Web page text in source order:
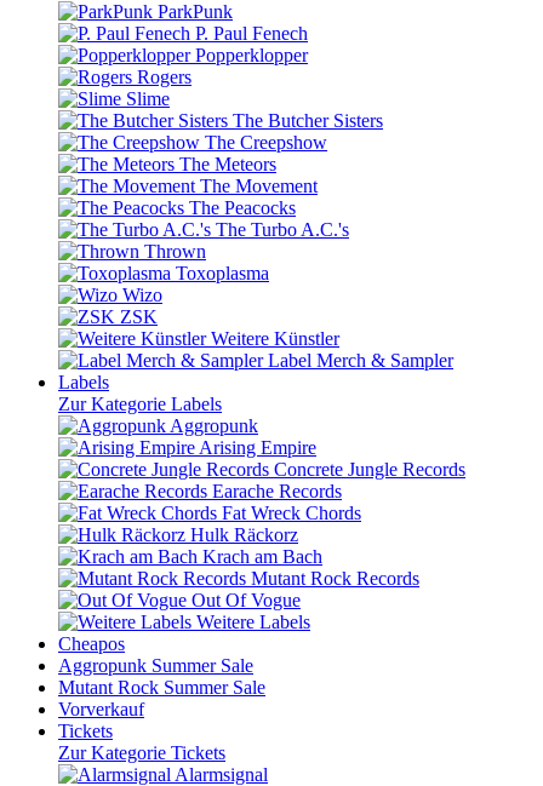
ParkPunk
P. Paul Fenech
Popperklopper
Rogers
Slime
The Butcher Sisters
The Creepshow
The Meteors
The Movement
The Peacocks
The Turbo A.C.'s
Thrown
Toxoplasma
Wizo
ZSK
Weitere Künstler
Label Merch & Sampler
Labels
Zur Kategorie Labels
Aggropunk
Arising Empire
Concrete Jungle Records
Earache Records
Fat Wreck Chords
Hulk Räckorz
Krach am Bach
Mutant Rock Records
Out Of Vogue
Weitere Labels
Cheapos
Aggropunk Summer Sale
Mutant Rock Summer Sale
Vorverkauf
Tickets
Zur Kategorie Tickets
Alarmsignal